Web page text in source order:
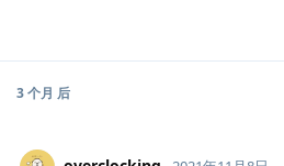
3 个月 后